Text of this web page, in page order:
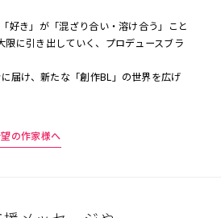
好き」が「混ざり合い・溶け合う」こと
限に引き出していく、プロデュースブラ
届け、新たな「創作BL」の世界を広げ
の作家様へ